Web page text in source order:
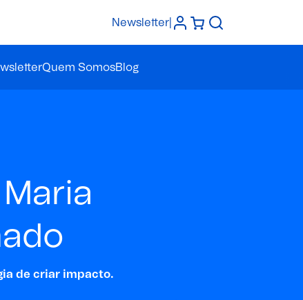
Newsletter
Quem SomosBlog
de criar impacto.